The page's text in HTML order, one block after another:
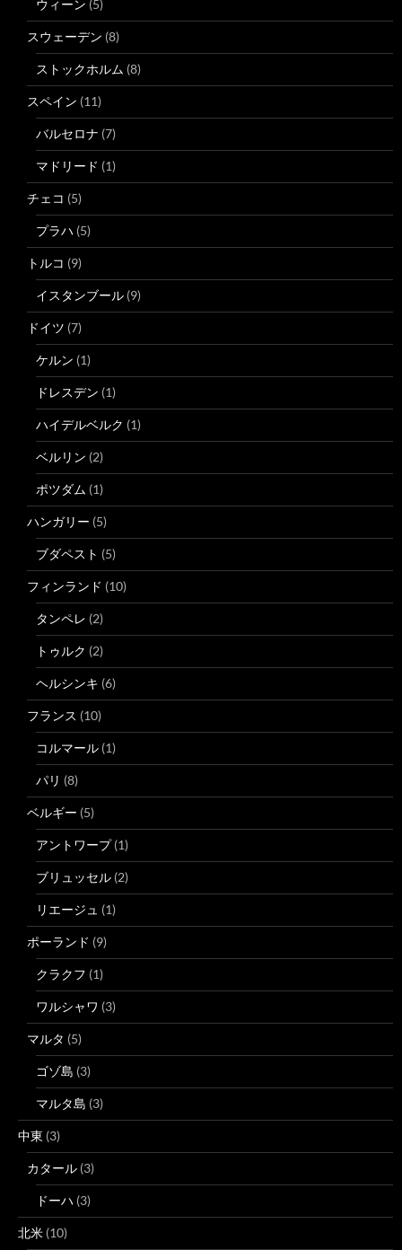
ウィーン (5)
スウェーデン (8)
ストックホルム (8)
スペイン (11)
バルセロナ (7)
マドリード (1)
チェコ (5)
プラハ (5)
トルコ (9)
イスタンブール (9)
ドイツ (7)
ケルン (1)
ドレスデン (1)
ハイデルベルク (1)
ベルリン (2)
ポツダム (1)
ハンガリー (5)
ブダペスト (5)
フィンランド (10)
タンペレ (2)
トゥルク (2)
ヘルシンキ (6)
フランス (10)
コルマール (1)
パリ (8)
ベルギー (5)
アントワープ(1)
ブリュッセル (2)
リエージュ (1)
ポーランド (9)
クラクフ (1)
ワルシャワ (3)
マルタ (5)
ゴゾ島 (3)
マルタ島 (3)
中東 (3)
カタール (3)
ドーハ (3)
北米 (10)